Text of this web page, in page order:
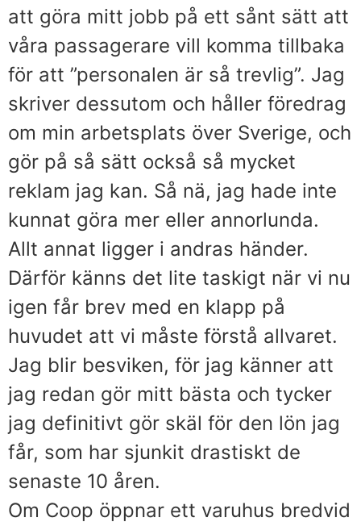
att göra mitt jobb på ett sånt sätt att
våra passagerare vill komma tillbaka
för att ”personalen är så trevlig”. Jag
skriver dessutom och håller föredrag
om min arbetsplats över Sverige, och
gör på så sätt också så mycket
reklam jag kan. Så nä, jag hade inte
kunnat göra mer eller annorlunda.
Allt annat ligger i andras händer.
Därför känns det lite taskigt när vi nu
igen får brev med en klapp på
huvudet att vi måste förstå allvaret.
Jag blir besviken, för jag känner att
jag redan gör mitt bästa och tycker
jag definitivt gör skäl för den lön jag
får, som har sjunkit drastiskt de
senaste 10 åren.
Om Coop öppnar ett varuhus bredvid